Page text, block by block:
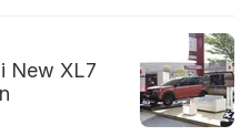
New XL7